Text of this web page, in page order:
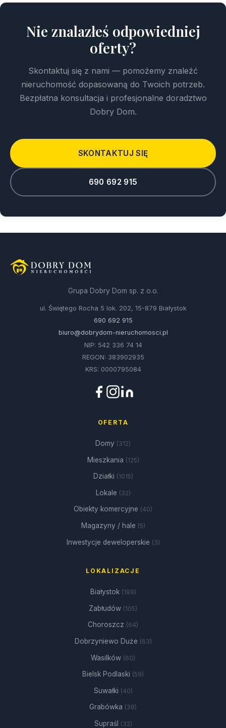
Nie znalazłeś odpowiedniej
oferty?
Skontaktuj się z nami — pomożemy znaleźć
nieruchomość dopasowaną do Twoich potrzeb.
Bezpłatna konsultacja i profesjonalne doradztwo
Dobry Dom.
SKONTAKTUJ SIĘ
690 692 915
Grupa Dobry Dom sp. z o.o.
ul. Świętego Rocha 5 lok. 202, 15-879 Białystok
690 692 915
biuro@dobrydom-nieruchomosci.pl
NIP: 542 336 74 14
REGON: 383902935
KRS: 0000795084
OFERTA
Domy (312)
Mieszkania (125)
Działki (1015)
Lokale (32)
Obiekty komercyjne (40)
Magazyny / hale (5)
Inwestycje deweloperskie (3)
LOKALIZACJE
Białystok (199)
Zabłudów (105)
Choroszcz (64)
Dobrzyniewo Duże (63)
Wasilków (60)
Bielsk Podlaski (59)
Suwałki (40)
Grabówka (38)
Supraśl (32)